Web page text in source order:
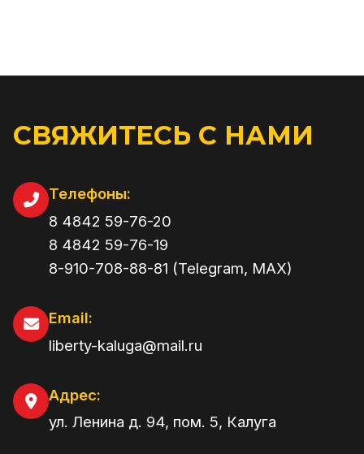
СВЯЖИТЕСЬ С НАМИ
Телефоны:
8 4842 59-76-20
8 4842 59-76-19
8-910-708-88-81 (Telegram, MAX)
Email:
liberty-kaluga@mail.ru
Адрес:
ул. Ленина д. 94, пом. 5, Калуга